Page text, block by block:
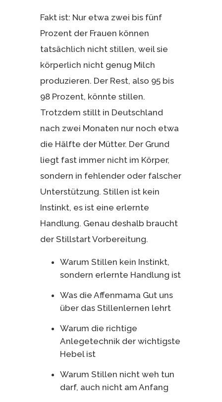
Fakt ist: Nur etwa zwei bis fünf
Prozent der Frauen können
tatsächlich nicht stillen, weil sie
körperlich nicht genug Milch
produzieren. Der Rest, also 95 bis
98 Prozent, könnte stillen.
Trotzdem stillt in Deutschland
nach zwei Monaten nur noch etwa
die Hälfte der Mütter. Der Grund
liegt fast immer nicht im Körper,
sondern in fehlender oder falscher
Unterstützung. Stillen ist kein
Instinkt, es ist eine erlernte
Handlung. Genau deshalb braucht
der Stillstart Vorbereitung.
Warum Stillen kein Instinkt,
sondern erlernte Handlung ist
Was die Affenmama Gut uns
über das Stillenlernen lehrt
Warum die richtige
Anlegetechnik der wichtigste
Hebel ist
Warum Stillen nicht weh tun
darf, auch nicht am Anfang